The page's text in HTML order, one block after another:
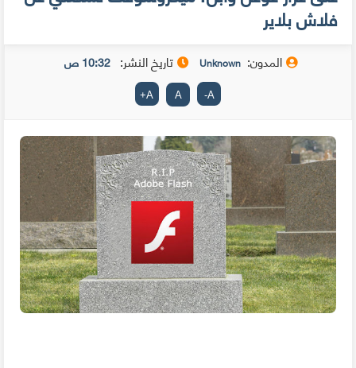
فلاش بلاير
المدون: Unknown تاريخ النشر: 10:32 ص
A
-
A
A
+